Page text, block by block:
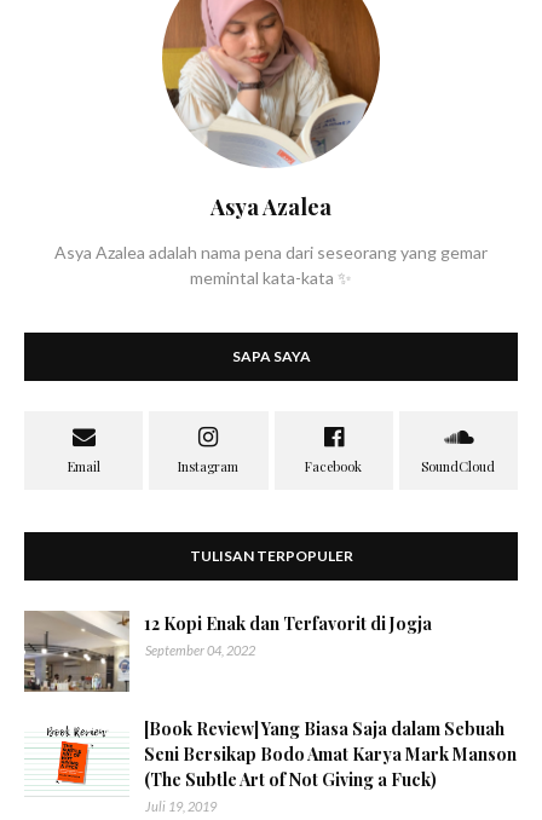
Asya Azalea
Asya Azalea adalah nama pena dari seseorang yang gemar
memintal kata-kata ✨
SAPA SAYA
TULISAN TERPOPULER
12 Kopi Enak dan Terfavorit di Jogja
September 04, 2022
[Book Review] Yang Biasa Saja dalam Sebuah
Seni Bersikap Bodo Amat Karya Mark Manson
(The Subtle Art of Not Giving a Fuck)
Juli 19, 2019